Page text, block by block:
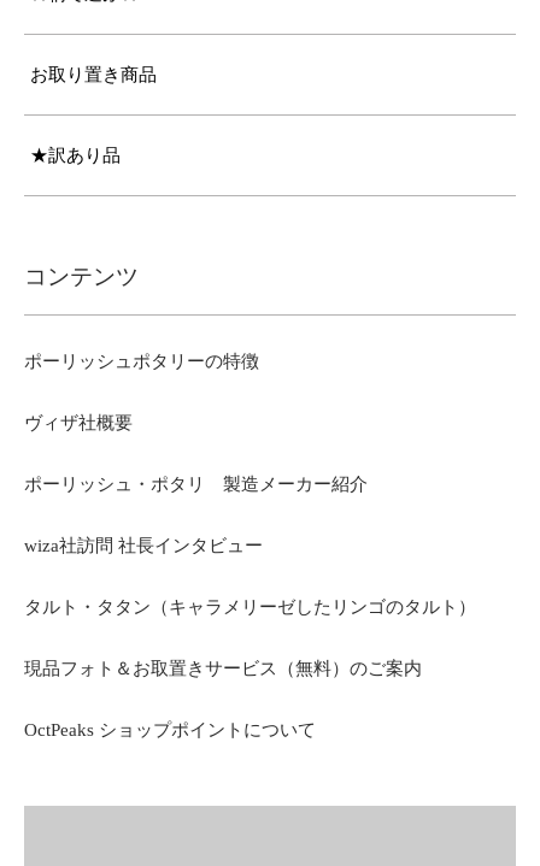
お取り置き商品
★訳あり品
コンテンツ
ポーリッシュポタリーの特徴
ヴィザ社概要
ポーリッシュ・ポタリ 製造メーカー紹介
wiza社訪問 社長インタビュー
タルト・タタン（キャラメリーゼしたリンゴのタルト）
現品フォト＆お取置きサービス（無料）のご案内
OctPeaks ショップポイントについて